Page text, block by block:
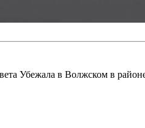
Убежала в Волжском в